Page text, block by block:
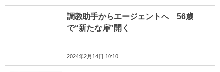
調教助手からエージェントへ 56歳
で“新たな扉”開く
2024年2月14日 10:10